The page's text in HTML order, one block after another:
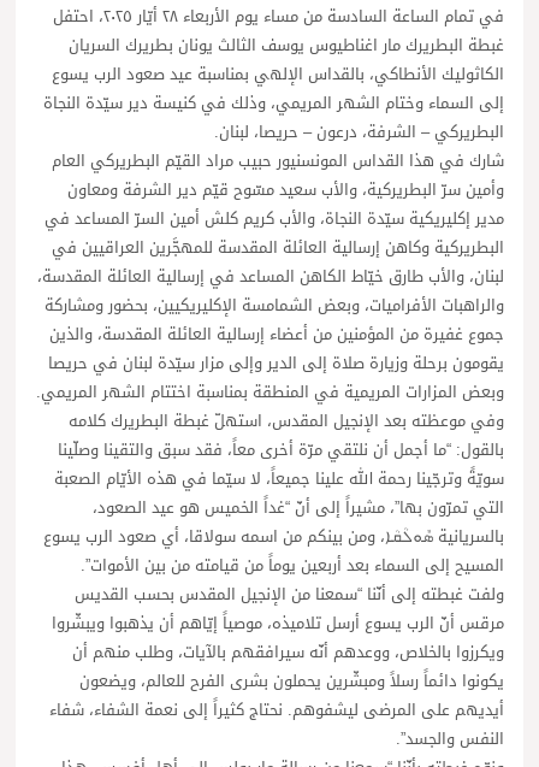
في تمام الساعة السادسة من مساء يوم الأربعاء ٢٨ أيّار ٢٠٢٥، احتفل
غبطة البطريرك مار اغناطيوس يوسف الثالث يونان بطريرك السريان
الكاثوليك الأنطاكي، بالقداس الإلهي بمناسبة عيد صعود الرب يسوع
إلى السماء وختام الشهر المريمي، وذلك في كنيسة دير سيّدة النجاة
البطريركي – الشرفة، درعون – حريصا، لبنان.
شارك في هذا القداس المونسنيور حبيب مراد القيّم البطريركي العام
وأمين سرّ البطريركية، والأب سعيد مسّوح قيّم دير الشرفة ومعاون
مدير إكليريكية سيّدة النجاة، والأب كريم كلش أمين السرّ المساعد في
البطريركية وكاهن إرسالية العائلة المقدسة للمهجَّرين العراقيين في
لبنان، والأب طارق خيّاط الكاهن المساعد في إرسالية العائلة المقدسة،
والراهبات الأفراميات، وبعض الشمامسة الإكليريكيين، بحضور ومشاركة
جموع غفيرة من المؤمنين من أعضاء إرسالية العائلة المقدسة، والذين
يقومون برحلة وزيارة صلاة إلى الدير وإلى مزار سيّدة لبنان في حريصا
وبعض المزارات المريمية في المنطقة بمناسبة اختتام الشهر المريمي.
وفي موعظته بعد الإنجيل المقدس، استهلّ غبطة البطريرك كلامه
بالقول: “ما أجمل أن نلتقي مرّة أخرى معاً، فقد سبق والتقينا وصلّينا
سويّةً وترجّينا رحمة الله علينا جميعاً، لا سيّما في هذه الأيّام الصعبة
التي تمرّون بها”، مشيراً إلى أنّ “غداً الخميس هو عيد الصعود،
بالسريانية ܣܽܘܠܳܩܳܐ، ومن بينكم من اسمه سولاقا، أي صعود الرب يسوع
المسيح إلى السماء بعد أربعين يوماً من قيامته من بين الأموات”.
ولفت غبطته إلى أنّنا “سمعنا من الإنجيل المقدس بحسب القديس
مرقس أنّ الرب يسوع أرسل تلاميذه، موصياً إيّاهم أن يذهبوا ويبشّروا
ويكرزوا بالخلاص، ووعدهم أنّه سيرافقهم بالآيات، وطلب منهم أن
يكونوا دائماً رسلاً ومبشّرين يحملون بشرى الفرح للعالم، ويضعون
أيديهم على المرضى ليشفوهم. نحتاج كثيراً إلى نعمة الشفاء، شفاء
النفس والجسد”.